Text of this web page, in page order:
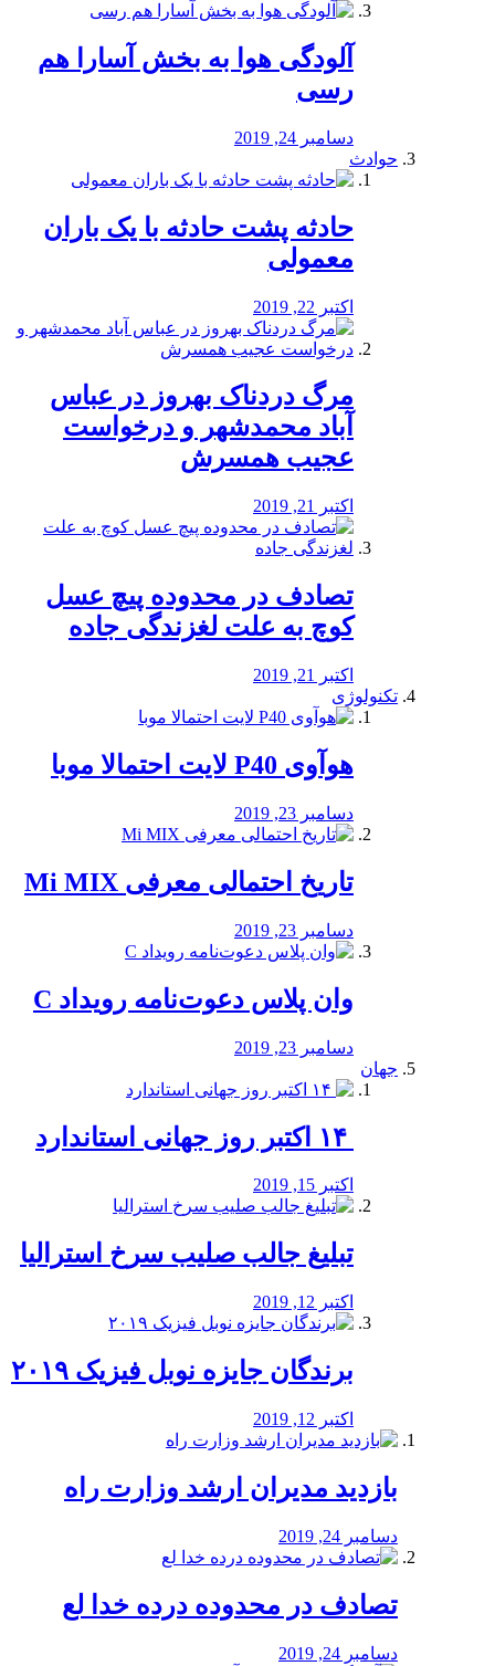
آلودگی هوا به بخش آسارا هم
رسی
دسامبر 24, 2019
حوادث
️حادثه پشت حادثه با یک باران
معمولی
اکتبر 22, 2019
مرگ دردناک بهروز در عباس
آباد محمدشهر و درخواست
عجیب همسرش
اکتبر 21, 2019
تصادف در محدوده پیچ عسل
کوچ به علت لغزندگی جاده
اکتبر 21, 2019
تکنولوژی
هوآوی P40 لایت احتمالا موبا
دسامبر 23, 2019
تاریخ احتمالی معرفی Mi MIX
دسامبر 23, 2019
وان پلاس دعوت‌نامه رویداد C
دسامبر 23, 2019
جهان
اکتبر 15, 2019
تبلیغ جالب صلیب سرخ استرالیا
اکتبر 12, 2019
برندگان جایزه نوبل فیزیک ۲۰۱۹
اکتبر 12, 2019
بازدید مدیران ارشد وزارت راه
دسامبر 24, 2019
تصادف در محدوده درده خدا لع
دسامبر 24, 2019